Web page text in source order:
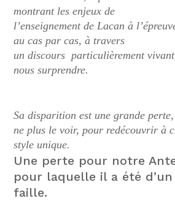
montrant les enjeux de
l’enseignement de Lacan à
au cas par cas, à travers
un discours particulièrement
nous surprendre.
Sa disparition est une grande
ne plus le voir, pour redécouvrir à
style unique.
Une perte pour notre
pour laquelle il a été
faille.